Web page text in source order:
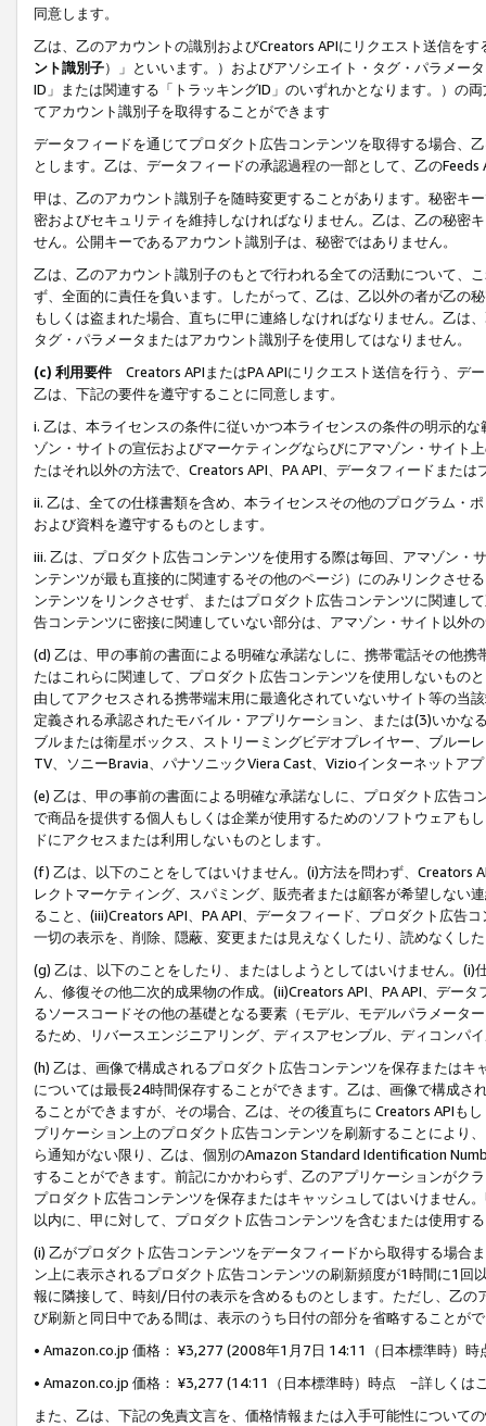
同意します。
乙は、乙のアカウントの識別およびCreators APIにリクエスト送信を
ント識別子）」といいます。）およびアソシエイト・タグ・パラメー
ID」または関連する「トラッキングID」のいずれかとなります。）の
てアカウント識別子を取得することができます
データフィードを通じてプロダクト広告コンテンツを取得する場合、
とします。乙は、データフィードの承認過程の一部として、乙の
甲は、乙のアカウント識別子を随時変更することがあります。秘密キ
密およびセキュリティを維持しなければなりません。乙は、乙の秘密
せん。公開キーであるアカウント識別子は、秘密ではありません。
乙は、乙のアカウント識別子のもとで行われる全ての活動について、
ず、全面的に責任を負います。したがって、乙は、乙以外の者が乙の
もしくは盗まれた場合、直ちに甲に連絡しなければなりません。乙は
タグ・パラメータまたはアカウント識別子を使用してはなりません。
(c) 利用要件 Creators APIまたはPA APIにリクエスト送信を行う、デ
乙は、下記の要件を遵守することに同意します。
i. 乙は、本ライセンスの条件に従いかつ本ライセンスの条件の明示的
ゾン・サイトの宣伝およびマーケティングならびにアマゾン・サイト
たはそれ以外の方法で、Creators API、PA API、データフィードまた
ii. 乙は、全ての仕様書類を含め、本ライセンスその他のプログラム・
および資料を遵守するものとします。
iii. 乙は、プロダクト広告コンテンツを使用する際は毎回、アマゾン
ンテンツが最も直接的に関連するその他のページ）にのみリンクさせ
ンテンツをリンクさせず、またはプロダクト広告コンテンツに関連し
告コンテンツに密接に関連していない部分は、アマゾン・サイト以外
(d) 乙は、甲の事前の書面による明確な承諾なしに、携帯電話その他
たはこれらに関連して、プロダクト広告コンテンツを使用しないもの
由してアクセスされる携帯端末用に最適化されていないサイト等の当
定義される承認されたモバイル・アプリケーション、または(3)いか
ブルまたは衛星ボックス、ストリーミングビデオプレイヤー、ブルー
TV、ソニーBravia、パナソニックViera Cast、Vizioインターネットア
(e) 乙は、甲の事前の書面による明確な承諾なしに、プロダクト広告
で商品を提供する個人もしくは企業が使用するためのソフトウェアも
ドにアクセスまたは利用しないものとします。
(f) 乙は、以下のことをしてはいけません。(i)方法を問わず、Creators
レクトマーケティング、スパミング、販売者または顧客が希望しない
ること、(iii)Creators API、PA API、データフィード、プロダクト広告
一切の表示を、削除、隠蔽、変更または見えなくしたり、読めなくし
(g) 乙は、以下のことをしたり、またはしようとしてはいけません。
ん、修復その他二次的成果物の作成。(ii)Creators API、PA API、デー
るソースコードその他の基礎となる要素（モデル、モデルパラメータ
るため、リバースエンジニアリング、ディスアセンブル、ディコンパ
(h) 乙は、画像で構成されるプロダクト広告コンテンツを保存または
については最長24時間保存することができます。乙は、画像で構成
ることができますが、その場合、乙は、その後直ちに Creators APIも
プリケーション上のプロダクト広告コンテンツを刷新することにより
ら通知がない限り、乙は、個別のAmazon Standard Identification
することができます。前記にかかわらず、乙のアプリケーションがク
プロダクト広告コンテンツを保存またはキャッシュしてはいけません
以内に、甲に対して、プロダクト広告コンテンツを含むまたは使用す
(i) 乙がプロダクト広告コンテンツをデータフィードから取得する場合
ン上に表示されるプロダクト広告コンテンツの刷新頻度が1時間に1
報に隣接して、時刻/日付の表示を含めるものとします。ただし、乙
び刷新と同日中である間は、表示のうち日付の部分を省略することが
• Amazon.co.jp 価格： ¥3,277 (2008年1月7日 14:11（日本標準時）
• Amazon.co.jp 価格： ¥3,277 (14:11（日本標準時）時点 −詳しくは
また、乙は、下記の免責文言を、価格情報または入手可能性について